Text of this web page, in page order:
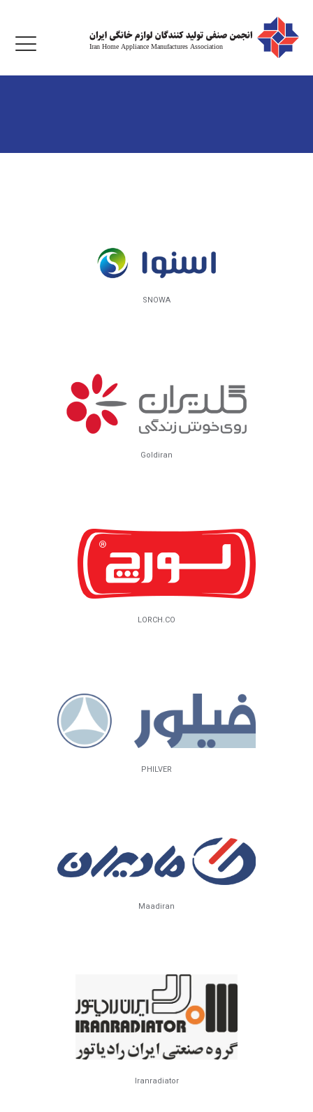
SNOWA
Goldiran
LORCH.CO
PHILVER
Maadiran
Iranradiator